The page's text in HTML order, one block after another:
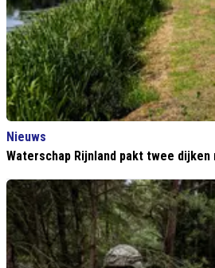
Nieuws
Waterschap Rijnland pakt twee dijken